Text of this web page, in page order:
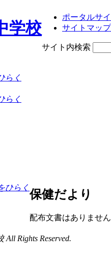
ポータルサ
サイトマップ
サイト内検索
らく
らく
ひらく
保健だより
配布文書はありませ
Rights Reserved.